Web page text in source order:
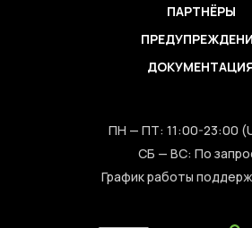
ПАРТНЁРЫ
ПН — ПТ: 11:00-23:00
СБ — ВС: По
График работы